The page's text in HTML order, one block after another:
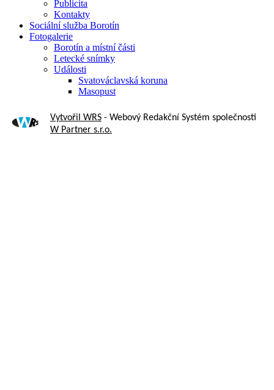
Publicita
Kontakty
Sociální služba Borotín
Fotogalerie
Borotín a místní části
Letecké snímky
Události
Svatováclavská koruna
Masopust
Vytvořil WRS - Webový Redakční Systém společnosti
W Partner s.r.o.